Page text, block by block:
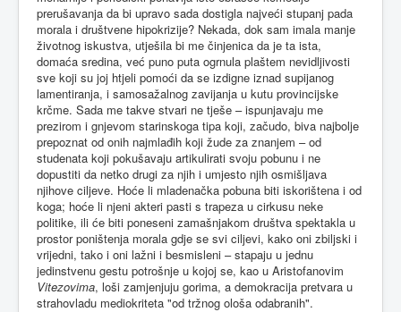
prerušavanja da bi upravo sada dostigla najveći stupanj pada
morala i društvene hipokrizije? Nekada, dok sam imala manje
životnog iskustva, utješila bi me činjenica da je ta ista,
domaća sredina, već puno puta ogrnula plaštem nevidljivosti
sve koji su joj htjeli pomoći da se izdigne iznad supijanog
lamentiranja, i samosažalnog zavijanja u kutu provincijske
krčme. Sada me takve stvari ne tješe – ispunjavaju me
prezirom i gnjevom starinskoga tipa koji, začudo, biva najbolje
prepoznat od onih najmlađih koji žude za znanjem – od
studenata koji pokušavaju artikulirati svoju pobunu i ne
dopustiti da netko drugi za njih i umjesto njih osmišljava
njihove ciljeve. Hoće li mladenačka pobuna biti iskorištena i od
koga; hoće li njeni akteri pasti s trapeza u cirkusu neke
politike, ili će biti poneseni zamašnjakom društva spektakla u
prostor poništenja morala gdje se svi ciljevi, kako oni zbiljski i
vrijedni, tako i oni lažni i besmisleni – stapaju u jednu
jedinstvenu gestu potrošnje u kojoj se, kao u Aristofanovim
Vitezovima, loši zamjenjuju gorima, a demokracija pretvara u
strahovladu mediokriteta "od tržnog ološa odabranih".